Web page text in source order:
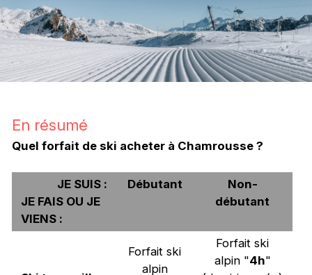
En résumé
Quel forfait de ski acheter à Chamrousse ?
JE SUIS :
JE FAIS OU JE
VIENS :
Débutant
Non-
débutant
Forfait ski
alpin
Forfait ski
alpin "4h"